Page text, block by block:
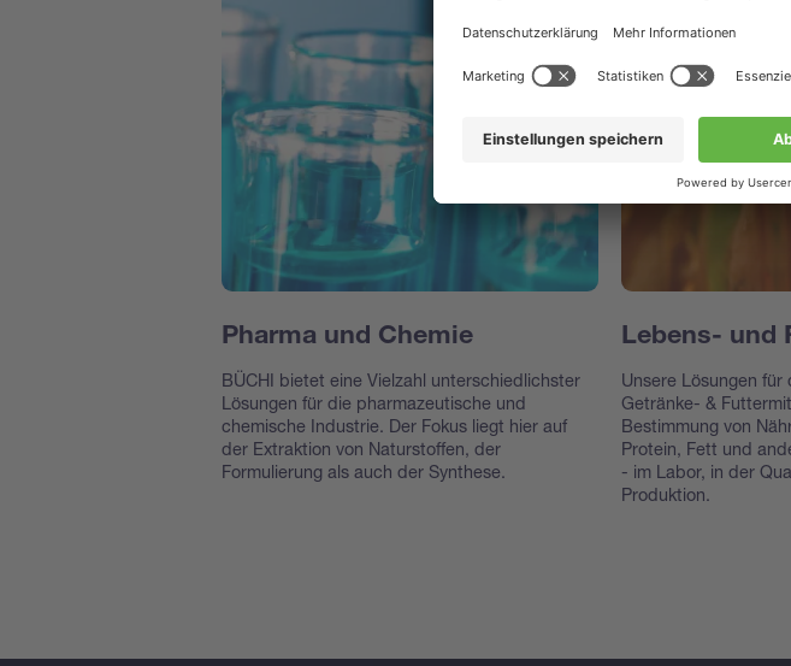
Pharma und Chemie
BÜCHI bietet eine Vielzahl unterschiedlichster
Lösungen für die pharmazeutische und
chemische Industrie. Der Fokus liegt hier auf
der Extraktion von Naturstoffen, der
Formulierung als auch der Synthese.
Lebens- und
Unsere Lösungen
Getränke- &
Bestimmung von
Protein, Fett und
- im Labor, in der
Produktion.